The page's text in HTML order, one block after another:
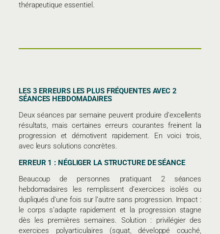
thérapeutique essentiel.
LES 3 ERREURS LES PLUS FRÉQUENTES AVEC 2
SÉANCES HEBDOMADAIRES
Deux séances par semaine peuvent produire d’excellents
résultats, mais certaines erreurs courantes freinent la
progression et démotivent rapidement. En voici trois,
avec leurs solutions concrètes.
ERREUR 1 : NÉGLIGER LA STRUCTURE DE SÉANCE
Beaucoup de personnes pratiquant 2 séances
hebdomadaires les remplissent d’exercices isolés ou
dupliqués d’une fois sur l’autre sans progression. Impact :
le corps s’adapte rapidement et la progression stagne
dès les premières semaines. Solution : privilégier des
exercices polyarticulaires (squat, développé couché,